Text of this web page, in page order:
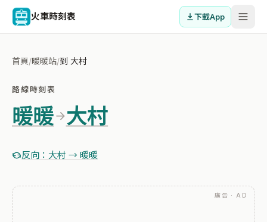
火車時刻表 下載App
首頁/暖暖站/到 大村
路線時刻表
暖暖 大村
反向：大村 → 暖暖
廣告 · AD